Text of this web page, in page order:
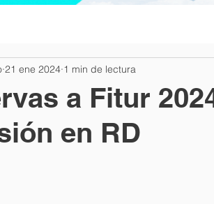
a Fitur
en RD
21 ene 2024 1 min de lectura